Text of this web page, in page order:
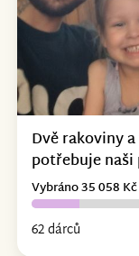
Dvě rakoviny
potřebuje naši
62 dárců
Vybráno 35 058